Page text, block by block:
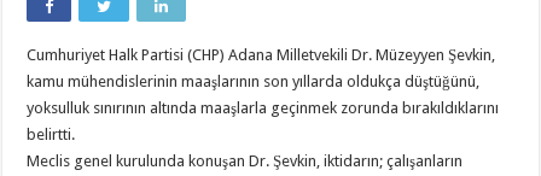
Cumhuriyet Halk Partisi (CHP) Adana Milletvekili Dr. Müzeyyen Şevkin,
kamu mühendislerinin maaşlarının son yıllarda oldukça düştüğünü,
yoksulluk sınırının altında maaşlarla geçinmek zorunda bırakıldıklarını
belirtti.
Meclis genel kurulunda konuşan Dr. Şevkin, iktidarın; çalışanların